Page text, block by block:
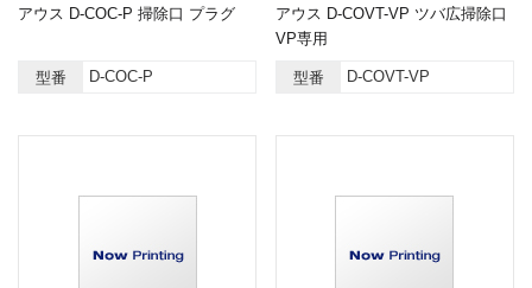
アウス D-COC-P 掃除口 プラグ
型番 D-COC-P
アウス D-COVT-VP ツバ広掃除口
VP専用
型番 D-COVT-VP